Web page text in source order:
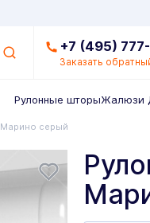
+7 (495)
Заказать
Рулонные шторыЖалюзи
Марино серый